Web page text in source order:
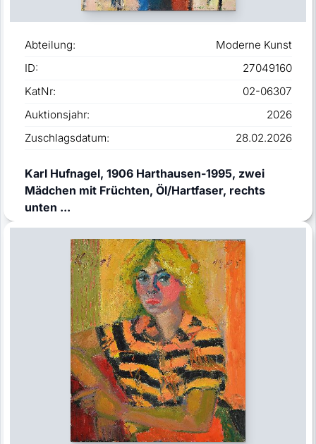
Abteilung:
Moderne Kunst
ID:
27049160
KatNr:
02-06307
Auktionsjahr:
2026
Zuschlagsdatum:
28.02.2026
Karl Hufnagel, 1906 Harthausen-1995, zwei
Mädchen mit Früchten, Öl/Hartfaser, rechts
unten ...